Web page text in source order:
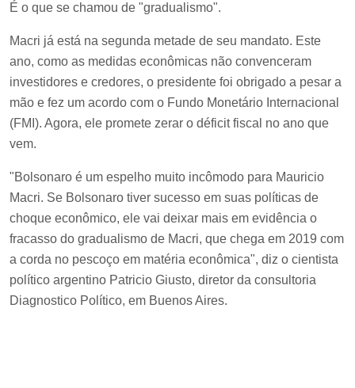
É o que se chamou de "gradualismo".
Macri já está na segunda metade de seu mandato. Este
ano, como as medidas econômicas não convenceram
investidores e credores, o presidente foi obrigado a pesar a
mão e fez um acordo com o Fundo Monetário Internacional
(FMI). Agora, ele promete zerar o déficit fiscal no ano que
vem.
"Bolsonaro é um espelho muito incômodo para Mauricio
Macri. Se Bolsonaro tiver sucesso em suas políticas de
choque econômico, ele vai deixar mais em evidência o
fracasso do gradualismo de Macri, que chega em 2019 com
a corda no pescoço em matéria econômica", diz o cientista
político argentino Patricio Giusto, diretor da consultoria
Diagnostico Político, em Buenos Aires.